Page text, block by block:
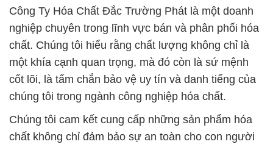
Công Ty Hóa Chất Đắc Trường Phát là một doanh
nghiệp chuyên trong lĩnh vực bán và phân phối hóa
chất. Chúng tôi hiểu rằng chất lượng không chỉ là
một khía cạnh quan trọng, mà đó còn là sứ mệnh
cốt lõi, là tấm chắn bảo vệ uy tín và danh tiếng của
chúng tôi trong ngành công nghiệp hóa chất.
Chúng tôi cam kết cung cấp những sản phẩm hóa
chất không chỉ đảm bảo sự an toàn cho con người